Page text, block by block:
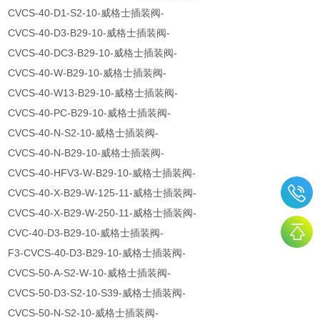
CVCS-40-D1-S2-10-威格士插装阀-
CVCS-40-D3-B29-10-威格士插装阀-
CVCS-40-DC3-B29-10-威格士插装阀-
CVCS-40-W-B29-10-威格士插装阀-
CVCS-40-W13-B29-10-威格士插装阀-
CVCS-40-PC-B29-10-威格士插装阀-
CVCS-40-N-S2-10-威格士插装阀-
CVCS-40-N-B29-10-威格士插装阀-
CVCS-40-HFV3-W-B29-10-威格士插装阀-
CVCS-40-X-B29-W-125-11-威格士插装阀-
CVCS-40-X-B29-W-250-11-威格士插装阀-
CVC-40-D3-B29-10-威格士插装阀-
F3-CVCS-40-D3-B29-10-威格士插装阀-
CVCS-50-A-S2-W-10-威格士插装阀-
CVCS-50-D3-S2-10-S39-威格士插装阀-
CVCS-50-N-S2-10-威格士插装阀-